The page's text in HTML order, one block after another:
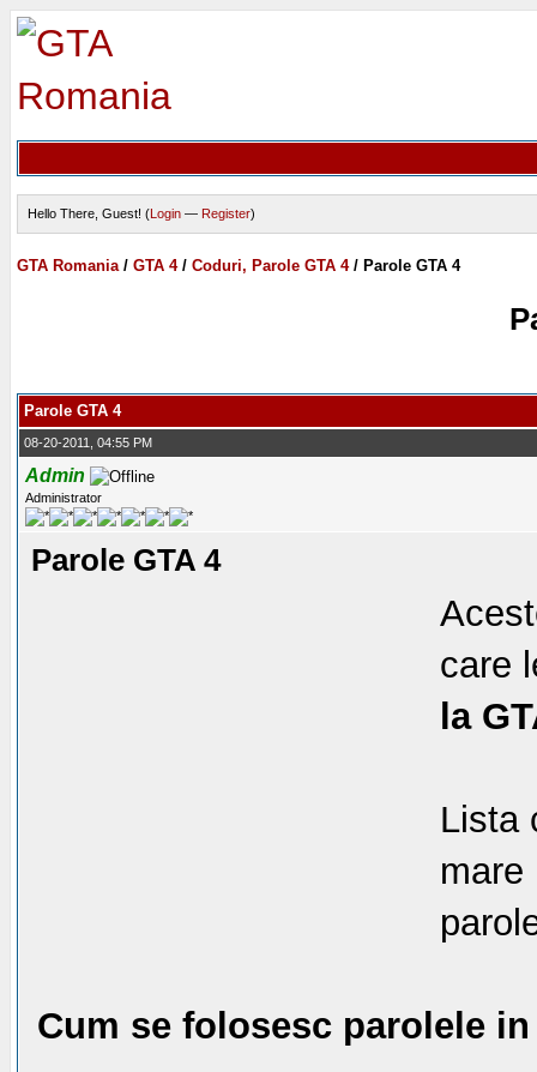
Hello There, Guest! (Login — Register)
GTA Romania/ GTA 4/ Coduri, Parole GTA 4/ Parole GTA 4
Parole GTA 4
08-20-2011, 04:55 PM
Admin
Administrator
Parole GTA 4
care
la
Lista
mare
Cum se folosesc parolele in